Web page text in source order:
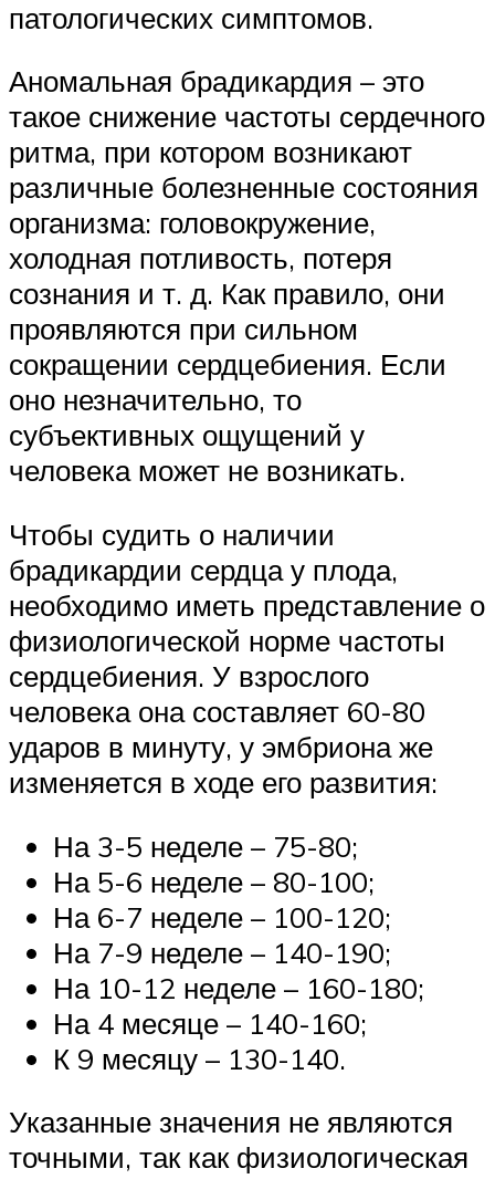
патологических симптомов.
Аномальная брадикардия – это
такое снижение частоты сердечного
ритма, при котором возникают
различные болезненные состояния
организма: головокружение,
холодная потливость, потеря
сознания и т. д. Как правило, они
проявляются при сильном
сокращении сердцебиения. Если
оно незначительно, то
субъективных ощущений у
человека может не возникать.
Чтобы судить о наличии
брадикардии сердца у плода,
необходимо иметь представление о
физиологической норме частоты
сердцебиения. У взрослого
человека она составляет 60-80
ударов в минуту, у эмбриона же
изменяется в ходе его развития:
На 3-5 неделе – 75-80;
На 5-6 неделе – 80-100;
На 6-7 неделе – 100-120;
На 7-9 неделе – 140-190;
На 10-12 неделе – 160-180;
На 4 месяце – 140-160;
К 9 месяцу – 130-140.
Указанные значения не являются
точными, так как физиологическая